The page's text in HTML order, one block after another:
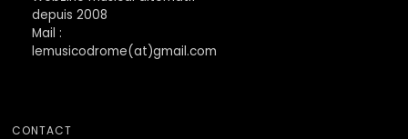
depuis 2008
Mail :
lemusicodrome(at)gmail.com
CONTACT